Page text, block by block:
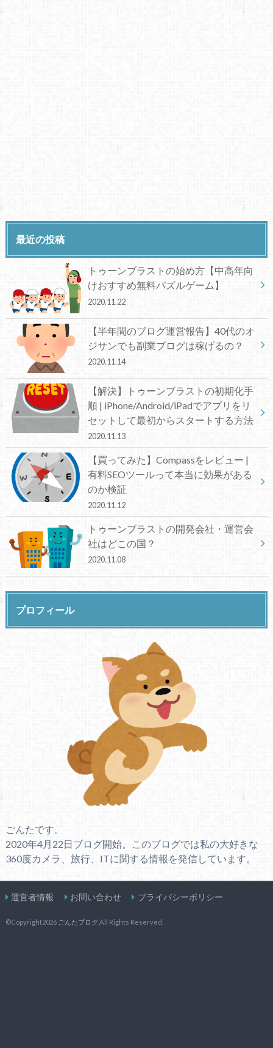
最近の投稿
トゥーンブラストの始め方【中高年向
けおすすめ無料パズルゲーム】
2020.11.22
【半年間のブログ運営報告】40代のオ
ジサンでも副業ブログは稼げるの？
2020.11.14
【解決】トゥーンブラストの初期化手
順 | iPhone/Android/iPadでアプリをリ
セットして最初からスタートする方法
2020.11.13
【買ってみた】Compassをレビュー |
有料SEOツールって本当に効果がある
のか検証
2020.11.12
トゥーンブラストの開発会社・運営会
社はどこの国？
2020.11.08
プロフィール
ごんたです。
2020年4月22日ブログ開始。このブログでは私の大好きな
360度カメラ、旅行、ITに関する情報を発信しています。
運営者情報 お問い合わせ プライバシーポリシー
©Copyright2026 ごんたブログ.All Rights Reserved.